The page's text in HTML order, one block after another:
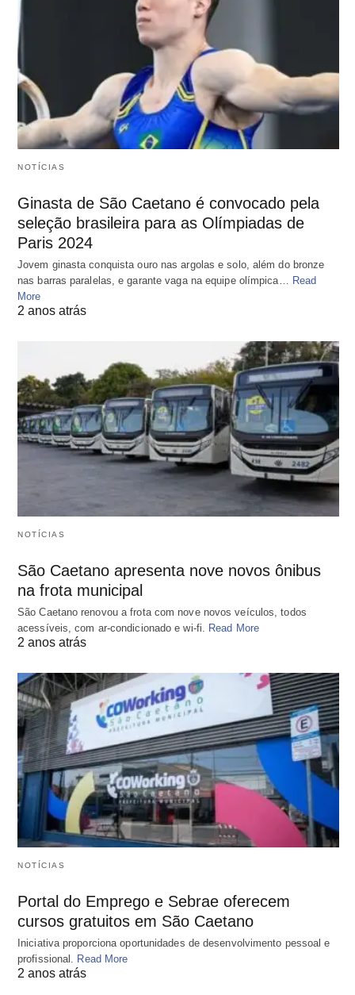
NOTÍCIAS
Ginasta de São Caetano é convocado pela
seleção brasileira para as Olímpiadas de
Paris 2024
Jovem ginasta conquista ouro nas argolas e solo, além do bronze
nas barras paralelas, e garante vaga na equipe olímpica… Read
More
2 anos atrás
NOTÍCIAS
São Caetano apresenta nove novos ônibus
na frota municipal
São Caetano renovou a frota com nove novos veículos, todos
acessíveis, com ar-condicionado e wi-fi.
Read More
2 anos atrás
NOTÍCIAS
Portal do Emprego e Sebrae oferecem
cursos gratuitos em São Caetano
Iniciativa proporciona oportunidades de desenvolvimento pessoal e
profissional. Read More
2 anos atrás